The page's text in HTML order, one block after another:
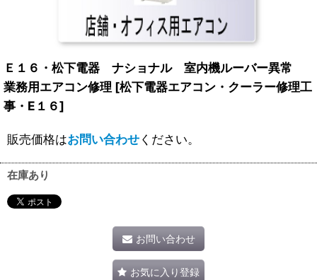
Ｅ１６・松下電器 ナショナル 室内機ルーバー異常
業務用エアコン修理 [松下電器エアコン・クーラー修理工
事・E１６]
販売価格はお問い合わせください。
在庫あり
お問い合わせ
お気に入り登録